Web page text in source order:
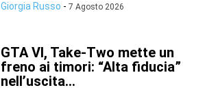
Giorgia Russo - 7 Agosto 2026
GTA VI, Take-Two mette un
freno ai timori: “Alta fiducia”
nell’uscita...